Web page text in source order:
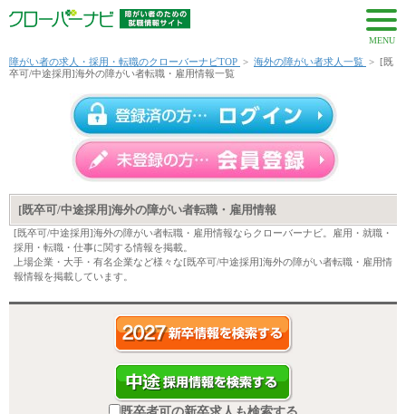
MENU
障がい者の求人・採用・転職のクローバーナビTOP > 海外の障がい者求人一覧 > [既
卒可/中途採用]海外の障がい者転職・雇用情報一覧
[既卒可/中途採用]海外の障がい者転職・雇用情報
[既卒可/中途採用]海外の障がい者転職・雇用情報ならクローバーナビ。雇用・就職・
採用・転職・仕事に関する情報を掲載。
上場企業・大手・有名企業など様々な[既卒可/中途採用]海外の障がい者転職・雇用情
報情報を掲載しています。